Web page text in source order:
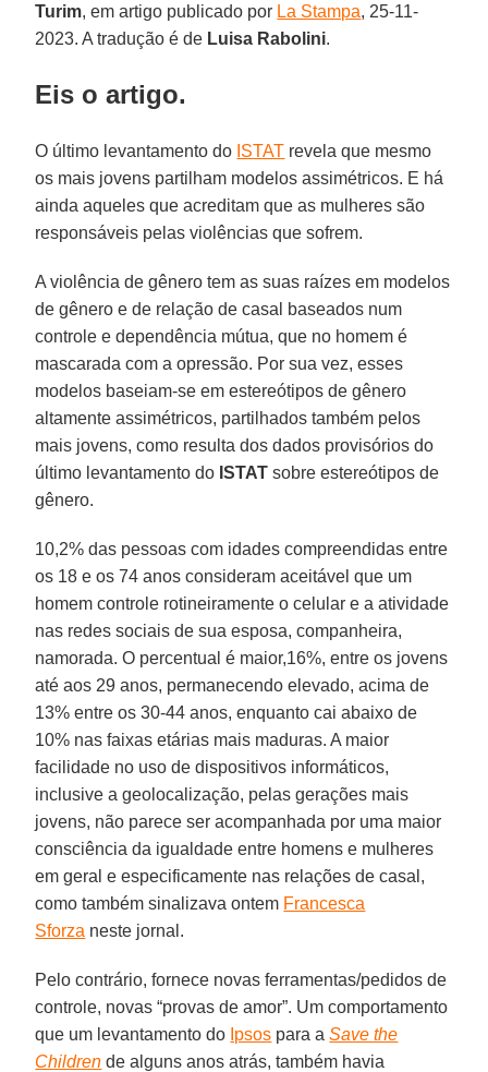
Turim, em artigo publicado por La Stampa, 25-11-
2023. A tradução é de Luisa Rabolini.
Eis o artigo.
O último levantamento do ISTAT revela que mesmo
os mais jovens partilham modelos assimétricos. E há
ainda aqueles que acreditam que as mulheres são
responsáveis ​​pelas violências que sofrem.
A violência de gênero tem as suas raízes em modelos
de gênero e de relação de casal baseados num
controle e dependência mútua, que no homem é
mascarada com a opressão. Por sua vez, esses
modelos baseiam-se em estereótipos de gênero
altamente assimétricos, partilhados também pelos
mais jovens, como resulta dos dados provisórios do
último levantamento do ISTAT sobre estereótipos de
gênero.
10,2% das pessoas com idades compreendidas entre
os 18 e os 74 anos consideram aceitável que um
homem controle rotineiramente o celular e a atividade
nas redes sociais de sua esposa, companheira,
namorada. O percentual é maior,16%, entre os jovens
até aos 29 anos, permanecendo elevado, acima de
13% entre os 30-44 anos, enquanto cai abaixo de
10% nas faixas etárias mais maduras. A maior
facilidade no uso de dispositivos informáticos,
inclusive a geolocalização, pelas gerações mais
jovens, não parece ser acompanhada por uma maior
consciência da igualdade entre homens e mulheres
em geral e especificamente nas relações de casal,
como também sinalizava ontem Francesca
Sforza neste jornal.
Pelo contrário, fornece novas ferramentas/pedidos de
controle, novas “provas de amor”. Um comportamento
que um levantamento do Ipsos para aSave the
Children de alguns anos atrás, também havia